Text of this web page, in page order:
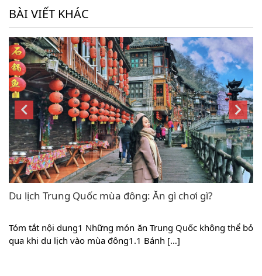
BÀI VIẾT KHÁC
Du lịch Trung Quốc mùa đông: Ăn gì chơi gì?
Tóm tắt nội dung1 Những món ăn Trung Quốc không thể bỏ
qua khi du lịch vào mùa đông1.1 Bánh […]